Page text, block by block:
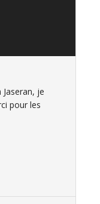
je
pour les